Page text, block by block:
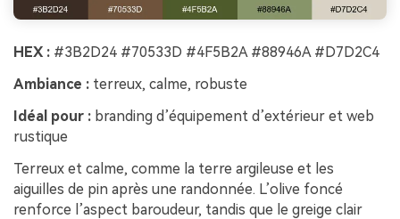
HEX : #3B2D24 #70533D #4F5B2A #88946A #D7D2C4
Ambiance : terreux, calme, robuste
Idéal pour : branding d’équipement d’extérieur et web
rustique
Terreux et calme, comme la terre argileuse et les
aiguilles de pin après une randonnée. L’olive foncé
renforce l’aspect baroudeur, tandis que le greige clair